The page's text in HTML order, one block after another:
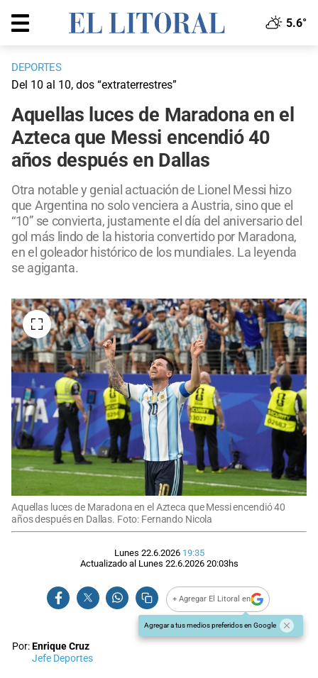
5.6°
DEPORTES
Del 10 al 10, dos “extraterrestres”
Aquellas luces de Maradona en el
Azteca que Messi encendió 40
años después en Dallas
Otra notable y genial actuación de Lionel Messi hizo
que Argentina no solo venciera a Austria, sino que el
“10” se convierta, justamente el día del aniversario del
gol más lindo de la historia convertido por Maradona,
en el goleador histórico de los mundiales. La leyenda
se agiganta.
Aquellas luces de Maradona en el Azteca que Messi encendió 40
años después en Dallas. Foto: Fernando Nicola
Lunes 22.6.2026 19:35
Actualizado al Lunes 22.6.2026 20:03hs
+ Agregar El Litoral en
Agregar a tus medios preferidos en Google
Por:Enrique Cruz
Jefe Deportes